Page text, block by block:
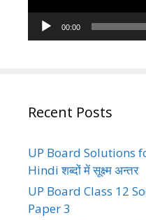
00:00
Recent Posts
UP Board Solutions
Hindi शब्दों में सूक्ष्म अन्तर
UP Board Class 12
Paper 3